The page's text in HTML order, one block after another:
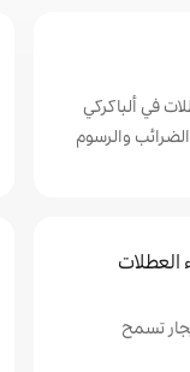
في ألباكركي
العطلات
للإيجار تسمح